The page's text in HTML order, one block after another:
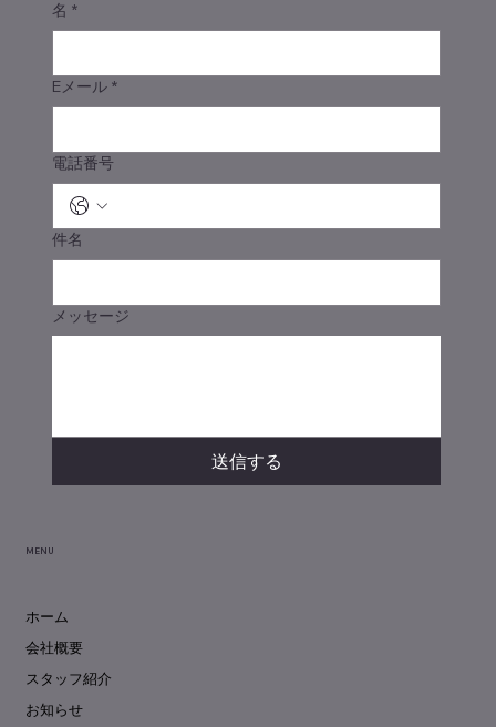
ホーム
会社概要
スタッフ紹介
お知らせ
MENU
名 *
Eメール *
電話番号
件名
メッセージ
送信する